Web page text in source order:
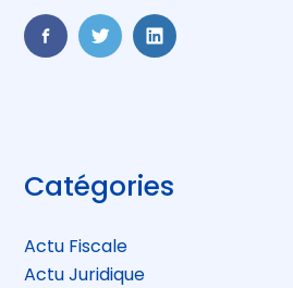
FaceBook
TwitterLinkedIn
Blog
sidebar
Catégories
Actu Fiscale
Actu Juridique